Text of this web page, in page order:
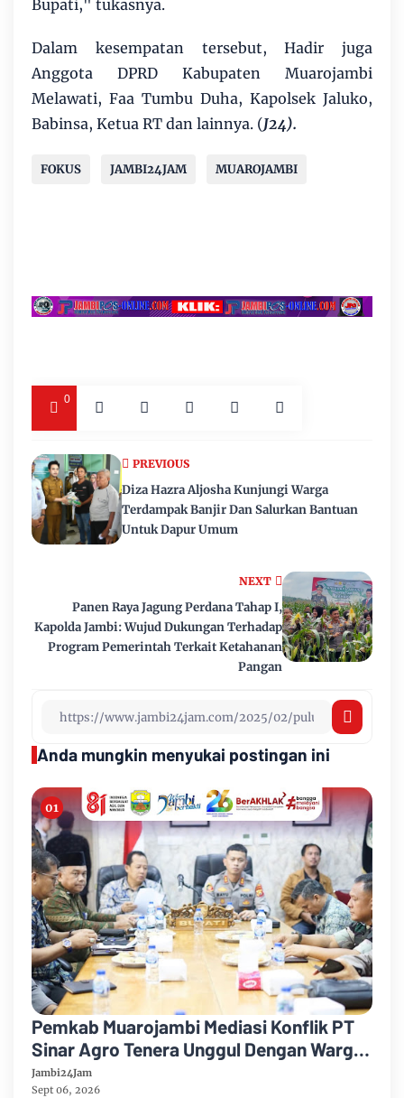
Bupati," tukasnya.
Dalam kesempatan tersebut, Hadir juga
Anggota DPRD Kabupaten Muarojambi
Melawati, Faa Tumbu Duha, Kapolsek Jaluko,
Babinsa, Ketua RT dan lainnya. (J24).
FOKUS JAMBI24JAM MUAROJAMBI
0
NEXT
Panen Raya Jagung Perdana Tahap I,
Kapolda Jambi: Wujud Dukungan Terhadap
Program Pemerintah Terkait Ketahanan
Pangan
PREVIOUS
Diza Hazra Aljosha Kunjungi Warga
Terdampak Banjir Dan Salurkan Bantuan
Untuk Dapur Umum
Anda mungkin menyukai postingan ini
Pemkab Muarojambi Mediasi Konflik PT
Sinar Agro Tenera Unggul Dengan Warga
Sipin Teluk Duren
Jambi24Jam
Sept 06, 2026